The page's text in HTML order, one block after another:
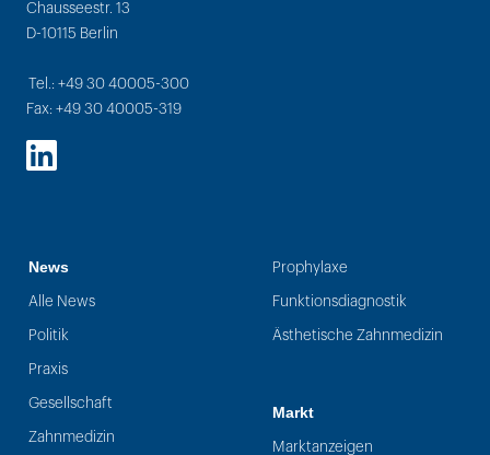
Chausseestr. 13
D-10115 Berlin
Tel.: +49 30 40005-300
Fax: +49 30 40005-319
LinkedIn
News
Alle News
Politik
Praxis
Gesellschaft
Zahnmedizin
Prophylaxe
Funktionsdiagnostik
Ästhetische Zahnmedizin
Markt
Marktanzeigen